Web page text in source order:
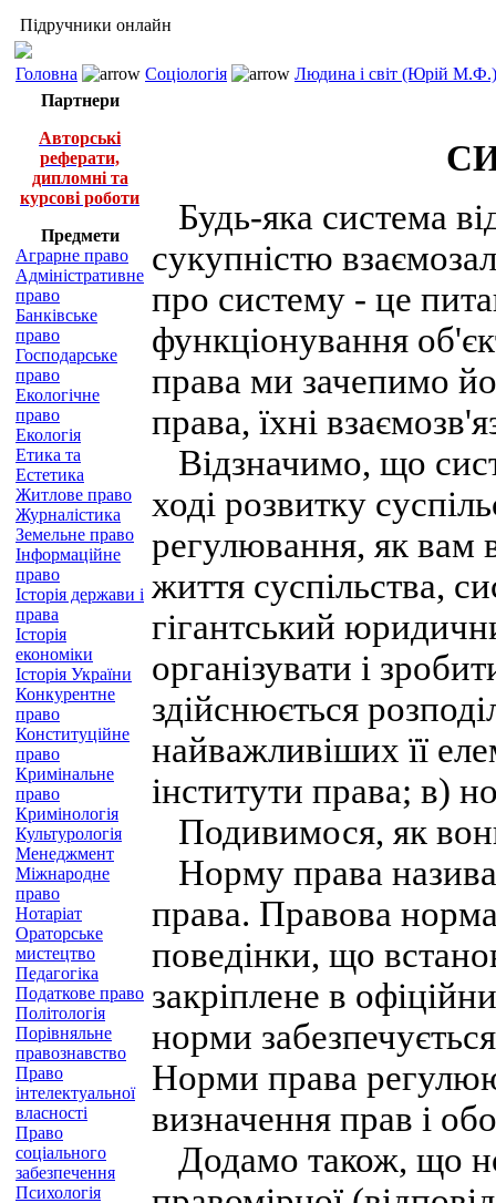
Підручники онлайн
Головна Соціологія
Людина і світ (Юрій М.Ф.)
Партнери
Авторські
реферати,
дипломні та
курсові роботи
Предмети
Аграрне право
Адміністративне
право
Банківське
право
Господарське
право
Екологічне
право
Екологія
Етика та
Естетика
Житлове право
Журналістика
Земельне право
Інформаційне
право
Історія держави і
права
Історія
економіки
Історія України
Конкурентне
право
Конституційне
право
Кримінальне
право
Кримінологія
Культурологія
Менеджмент
Міжнародне
право
Нотаріат
Ораторське
мистецтво
Педагогіка
Податкове право
Політологія
Порівняльне
правознавство
Право
інтелектуальної
власності
Право
соціального
забезпечення
Психологія
Будь-яка система
сукупністю
про систему - це
функціонування
права ми зачепимо
права, їхні
Відзначимо, що
ході розвитку
регулювання, як вам
життя суспільства,
гігантський
організувати і
здійснюється
найважливіших її
інститути права; в)
Подивимося, як
Норму права
права. Правова
поведінки, що
закріплене в
норми
Норми права
визначення прав і
Додамо також, що